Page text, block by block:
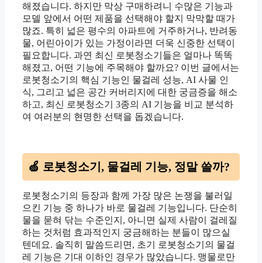
해졌습니다. 하지만 막상 구매하려니 수많은 기능과
모델 앞에서 어떤 제품을 선택해야 할지 막막할 때가
많죠. 특히 넓은 평수의 아파트에 거주하거나, 반려동
물, 어린아이가 있는 가정이라면 더욱 신중한 선택이
필요합니다. 과연 최신 로봇청소기들은 얼마나 똑똑
해졌고, 어떤 기능에 주목해야 할까요? 이번 글에서는
로봇청소기의 핵심 기능인 물걸레 성능, AI 사물 인
식, 그리고 넓은 공간 커버리지에 대한 궁금증을 해소
하고, 최신 로봇청소기 3종의 AI 기능을 비교 분석하
여 여러분의 현명한 선택을 돕겠습니다.
🍏 로봇청소기, 물걸레 기능, 정말 쓸까?
로봇청소기의 등장과 함께 가장 많은 논쟁을 불러일
으킨 기능 중 하나가 바로 물걸레 기능입니다. 단순히
물을 묻혀 닦는 수준인지, 아니면 실제 사람이 걸레질
하는 것처럼 효과적인지 궁금해하는 분들이 많으실
텐데요. 솔직히 말씀드리면, 초기 로봇청소기의 물걸
레 기능은 기대 이하인 경우가 많았습니다. 맹물로만